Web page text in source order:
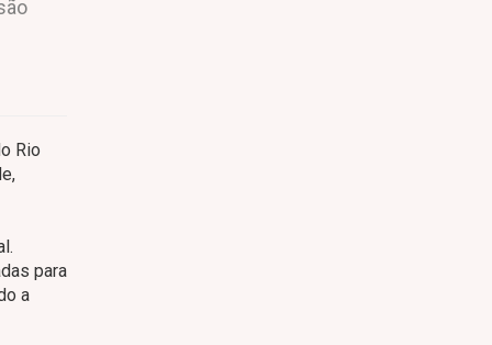
Rio
para
a